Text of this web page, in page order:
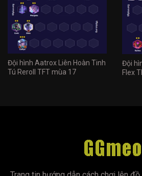
Đội hình Aatrox Liên Hoàn Tinh
Tú Reroll TFT mùa 17
Đội
Flex